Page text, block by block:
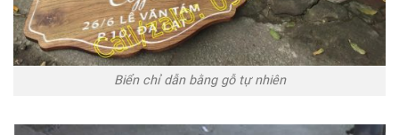
Biển chỉ dẫn bằng gỗ tự nhiên